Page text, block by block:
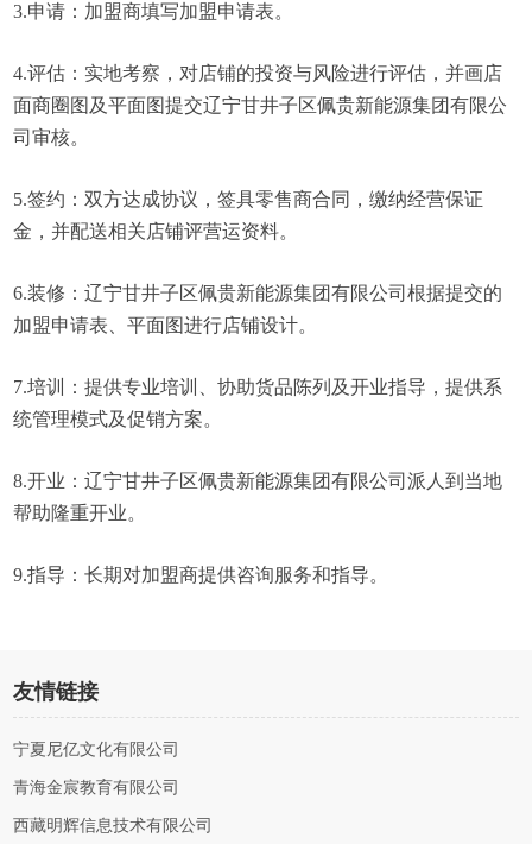
3.申请：加盟商填写加盟申请表。
4.评估：实地考察，对店铺的投资与风险进行评估，并画店
面商圈图及平面图提交辽宁甘井子区佩贵新能源集团有限公
司审核。
5.签约：双方达成协议，签具零售商合同，缴纳经营保证
金，并配送相关店铺评营运资料。
6.装修：辽宁甘井子区佩贵新能源集团有限公司根据提交的
加盟申请表、平面图进行店铺设计。
7.培训：提供专业培训、协助货品陈列及开业指导，提供系
统管理模式及促销方案。
8.开业：辽宁甘井子区佩贵新能源集团有限公司派人到当地
帮助隆重开业。
9.指导：长期对加盟商提供咨询服务和指导。
友情链接
宁夏尼亿文化有限公司
青海金宸教育有限公司
西藏明辉信息技术有限公司